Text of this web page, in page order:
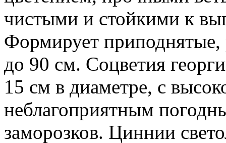
чистыми и стойкими к
Формирует приподнятые,
до 90 см. Соцветия
15 см в диаметре, с
неблагоприятным
заморозков. Циннии